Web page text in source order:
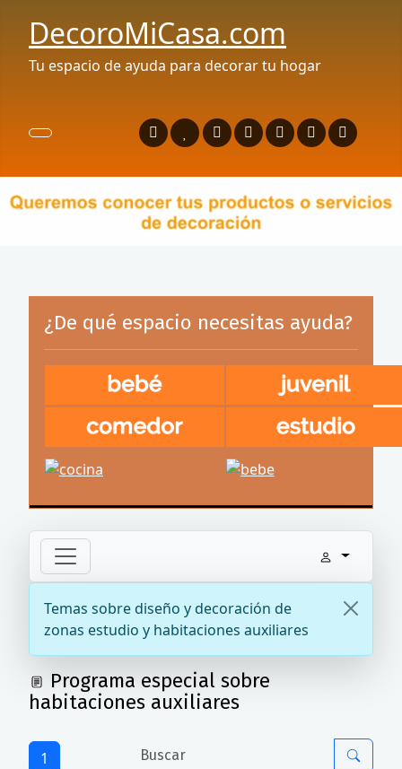
DecoroMiCasa.com
Tu espacio de ayuda para decorar tu hogar
¿De qué espacio necesitas ayuda?
Temas sobre diseño y decoración de
zonas estudio y habitaciones auxiliares
Programa especial sobre
habitaciones auxiliares
1